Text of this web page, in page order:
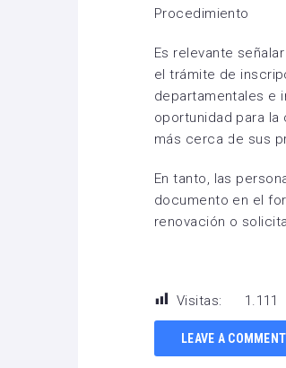
Procedimiento
Es relevante
el trámite de
departamentales e
oportunidad para
más cerca de sus
En tanto, las
documento en el
renovación o
Visitas: 1.111
LEAVE A COMMENT